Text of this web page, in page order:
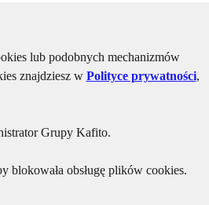
lub podobnych mechanizmów
znajdziesz w Polityce prywatności,
Grupy Kafito.
blokowała obsługę plików cookies.